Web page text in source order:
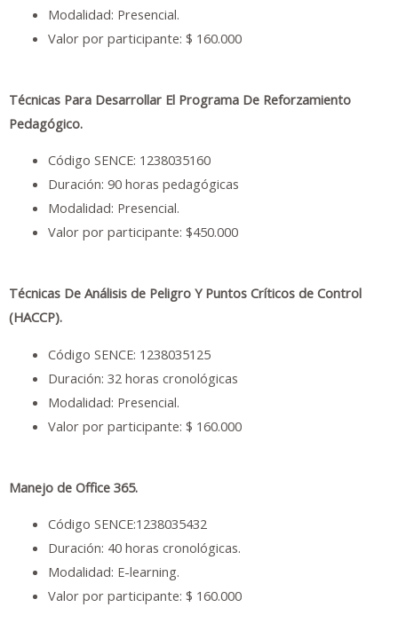
Modalidad: Presencial.
Valor por participante: $ 160.000
Técnicas Para Desarrollar El Programa De Reforzamiento
Pedagógico.
Código SENCE: 1238035160
Duración: 90 horas pedagógicas
Modalidad: Presencial.
Valor por participante: $450.000
Técnicas De Análisis de Peligro Y Puntos Críticos de Control
(HACCP).
Código SENCE: 1238035125
Duración: 32 horas cronológicas
Modalidad: Presencial.
Valor por participante: $ 160.000
Manejo de Office 365.
Código SENCE:1238035432
Duración: 40 horas cronológicas.
Modalidad: E-learning.
Valor por participante: $ 160.000